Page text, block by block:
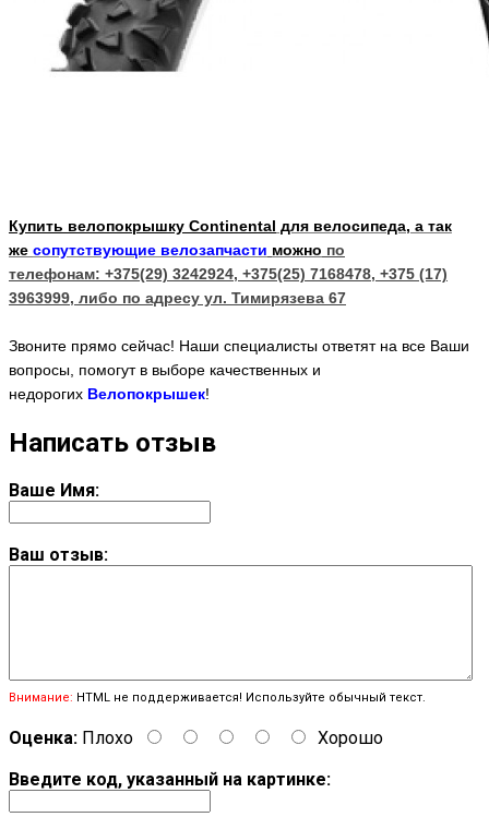
Купить велопокрышку Continental для велосипеда, а так
же сопутствующие велозапчасти можно по
телефонам: +375(29) 3242924, +375(25) 7168478, +375 (17)
3963999, либо по адресу ул. Тимирязева 67
Звоните прямо сейчас! Наши специалисты ответят на все Ваши
вопросы, помогут в выборе качественных и
недорогих Велопокрышек!
Написать отзыв
Ваше Имя:
Ваш отзыв:
Внимание: HTML не поддерживается! Используйте обычный текст.
Оценка: Плохо
Хорошо
Введите код, указанный на картинке: